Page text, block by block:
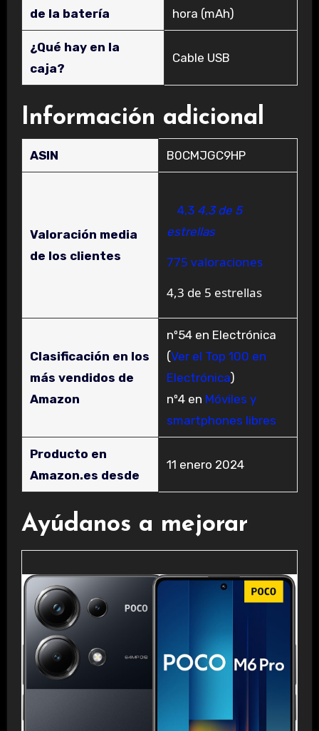
de la batería
hora (mAh)
¿Qué hay en la
caja?
‎Cable USB
Información adicional
ASIN B0CMJGC9HP
Valoración media
de los clientes
4,3 4,3 de 5
estrellas
775 valoraciones
4,3 de 5 estrellas
Clasificación en los
más vendidos de
Amazon
nº54 en Electrónica
(Ver el Top 100 en
Electrónica)
nº4 en Móviles y
smartphones libres
Producto en
Amazon.es desde
11 enero 2024
Ayúdanos a mejorar